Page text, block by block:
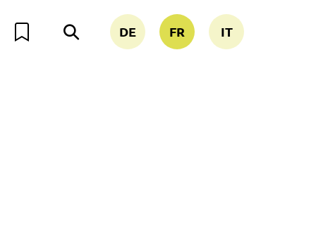
DE FR IT